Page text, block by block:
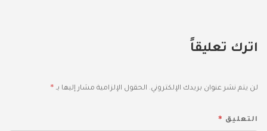
اترك تعليقاً
لن يتم نشر عنوان بريدك الإلكتروني. الحقول الإلزامية مشار إليها بـ *
التعليق *